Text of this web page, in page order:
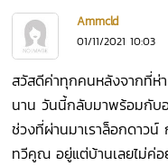
Ammcld
01/11/2021 10:03
สวัสดีค่าทุกคนหลังจากที่ห่
นาน วันนี้กลับมาพร้อมกับ
ช่วงที่ผ่านมาเราล็อกดาว
ทวีคูณ อยู่แต่บ้านเลยไม่ค่อ